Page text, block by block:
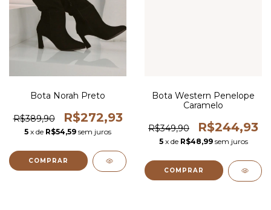
Bota Norah Preto
R$389,90 R$272,93
5 x de R$54,59 sem juros
COMPRAR
Bota Western Penelope
Caramelo
R$349,90 R$244,93
5 x de R$48,99 sem juros
COMPRAR